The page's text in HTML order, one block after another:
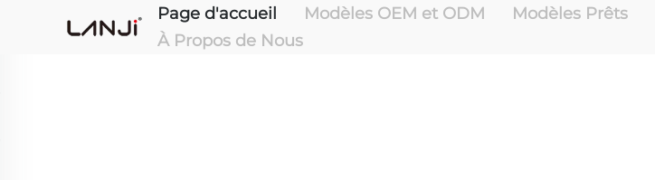
Page d'accueil Modèles OEM et ODM Modèles Prêts
À Propos de Nous